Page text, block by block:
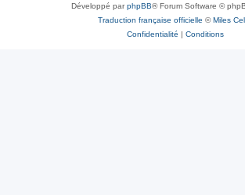
Développé parphpBB® Forum Software ©
Traduction française officielle ©Miles
Confidentialité | Conditions